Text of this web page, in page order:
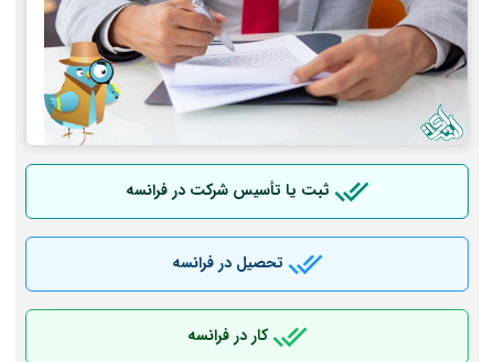
ثبت یا تأسیس شرکت در فرانسه
تحصیل در فرانسه
کار در فرانسه